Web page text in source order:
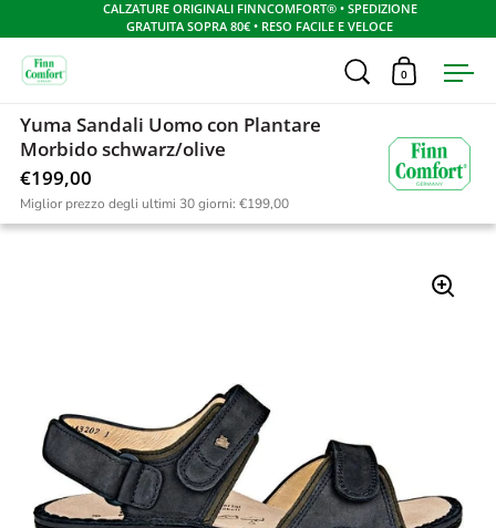
Skip to content
CALZATURE ORIGINALI FINNCOMFORT® • SPEDIZIONE
GRATUITA SOPRA 80€ • RESO FACILE E VELOCE
Apri ricerca
Apri
0
Home Collezione uomo / Yuma Uomo con Plantare Morbido Buggy
Yuma Sandali Uomo con Plantare
Morbido schwarz/olive
€199,00
Miglior prezzo degli ultimi 30 giorni: €199,00